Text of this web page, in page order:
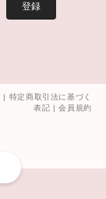
登録
| 特定商取引法に基づく
表記 |会員規約